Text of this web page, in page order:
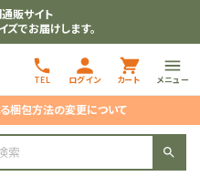
販サイト
ズでお届けします。
TEL ログイン カート メニュー
梱包方法の変更について